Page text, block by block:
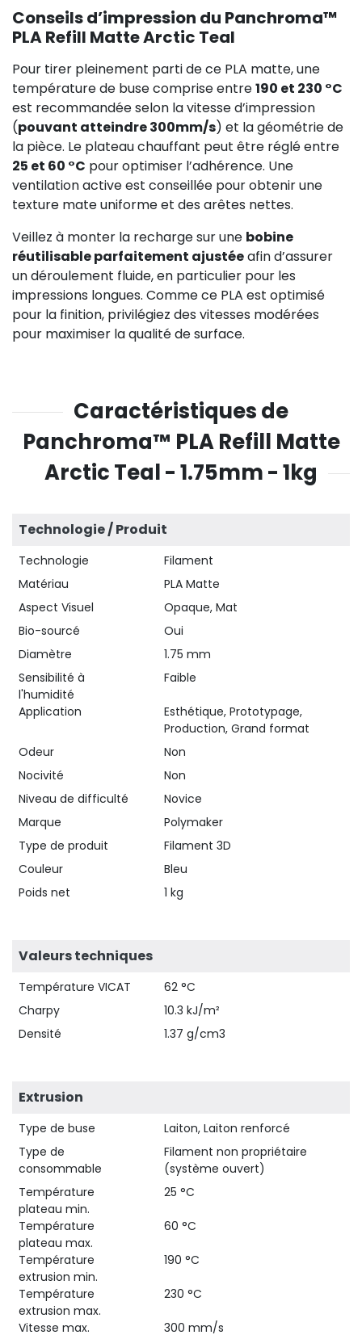
Conseils d’impression du Panchroma™
PLA Refill Matte Arctic Teal
Pour tirer pleinement parti de ce PLA matte, une
température de buse comprise entre190 et 230 °C
est recommandée selon la vitesse d’impression
(pouvant atteindre 300mm/s) et la géométrie de
la pièce. Le plateau chauffant peut être réglé entre
25 et 60 °C pour optimiser l’adhérence. Une
ventilation active est conseillée pour obtenir une
texture mate uniforme et des arêtes nettes.
Veillez à monter la recharge sur une bobine
réutilisable parfaitement ajustéeafin d’assurer
un déroulement fluide, en particulier pour les
impressions longues. Comme ce PLA est optimisé
pour la finition, privilégiez des vitesses modérées
pour maximiser la qualité de surface.
Caractéristiques de
Panchroma™ PLA Refill Matte
Arctic Teal - 1.75mm - 1kg
Technologie / Produit
Technologie
Filament
Matériau
PLA Matte
Aspect Visuel
Opaque, Mat
Bio-sourcé
Oui
Diamètre
1.75 mm
Sensibilité à
l'humidité
Faible
Application
Esthétique, Prototypage,
Production, Grand format
Odeur
Non
Nocivité
Non
Niveau de difficulté
Novice
Marque
Polymaker
Type de produit
Filament 3D
Couleur
Bleu
Poids net
1 kg
Valeurs techniques
Température VICAT
62 °C
Charpy
10.3 kJ/m²
Densité
1.37 g/cm3
Extrusion
Type de buse
Laiton, Laiton renforcé
Type de
consommable
Filament non propriétaire
(système ouvert)
Température
plateau min.
25 °C
Température
plateau max.
60 °C
Température
extrusion min.
190 °C
Température
extrusion max.
230 °C
Vitesse max. 300 mm/s